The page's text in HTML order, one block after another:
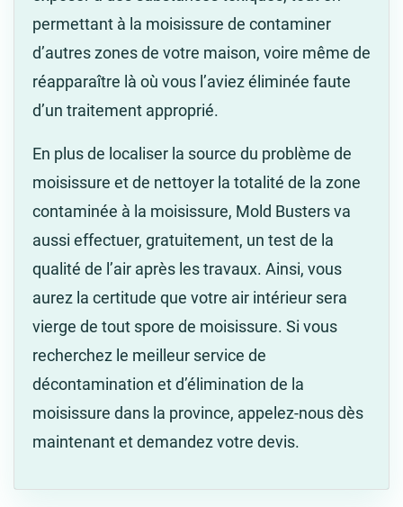
permettant à la moisissure de contaminer
d’autres zones de votre maison, voire même de
réapparaître là où vous l’aviez éliminée faute
d’un traitement approprié.
En plus de localiser la source du problème de
moisissure et de nettoyer la totalité de la zone
contaminée à la moisissure, Mold Busters va
aussi effectuer, gratuitement, un test de la
qualité de l’air après les travaux. Ainsi, vous
aurez la certitude que votre air intérieur sera
vierge de tout spore de moisissure. Si vous
recherchez le meilleur service de
décontamination et d’élimination de la
moisissure dans la province, appelez-nous dès
maintenant et demandez votre devis.